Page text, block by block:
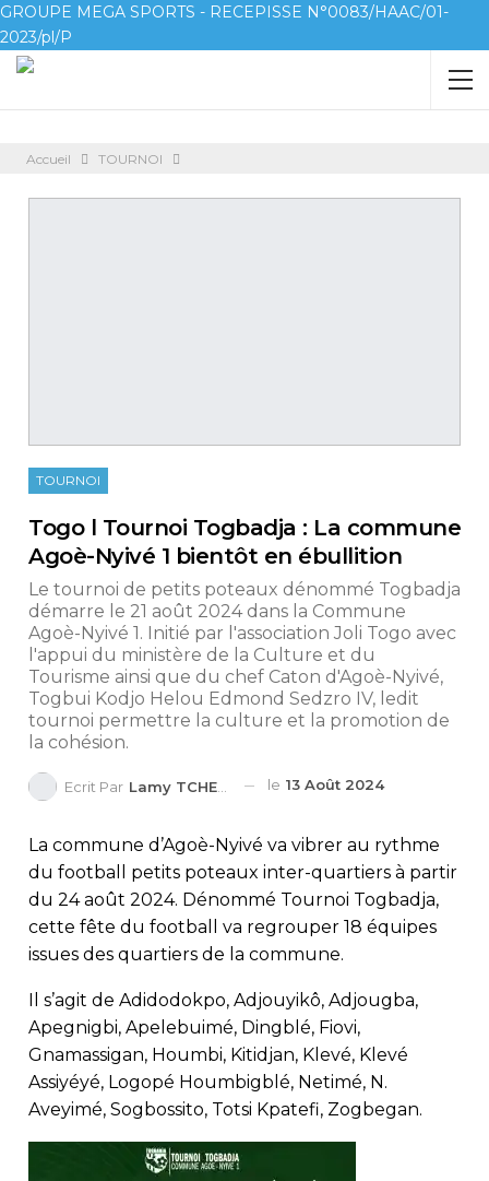
GROUPE MEGA SPORTS - RECEPISSE N°0083/HAAC/01-
2023/pl/P
Accueil TOURNOI
TOURNOI
Togo l Tournoi Togbadja : La commune
Agoè-Nyivé 1 bientôt en ébullition
Le tournoi de petits poteaux dénommé Togbadja
démarre le 21 août 2024 dans la Commune
Agoè-Nyivé 1. Initié par l'association Joli Togo avec
l'appui du ministère de la Culture et du
Tourisme ainsi que du chef Caton d'Agoè-Nyivé,
Togbui Kodjo Helou Edmond Sedzro IV, ledit
tournoi permettre la culture et la promotion de
la cohésion.
Ecrit Par Lamy TCHEDRE le 13 Août 2024
La commune d’Agoè-Nyivé va vibrer au rythme
du football petits poteaux inter-quartiers à partir
du 24 août 2024. Dénommé Tournoi Togbadja,
cette fête du football va regrouper 18 équipes
issues des quartiers de la commune.
Il s’agit de Adidodokpo, Adjouyikô, Adjougba,
Apegnigbi, Apelebuimé, Dingblé, Fiovi,
Gnamassigan, Houmbi, Kitidjan, Klevé, Klevé
Assiyéyé, Logopé Houmbigblé, Netimé, N.
Aveyimé, Sogbossito, Totsi Kpatefi, Zogbegan.